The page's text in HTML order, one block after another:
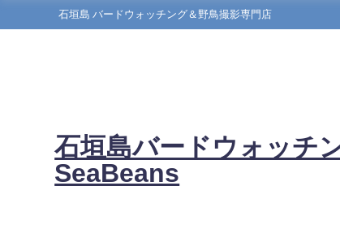
石垣島 バードウォッチング＆野鳥撮影専門店
石垣島バードウォッチ
SeaBeans